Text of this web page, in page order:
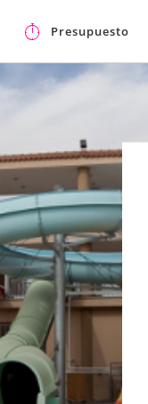
Presupuesto